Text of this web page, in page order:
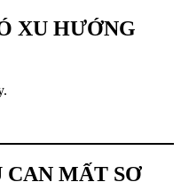
XU HƯỚNG
CAN MẤT SƠ